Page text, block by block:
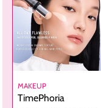
MAKEUP
TimePhoria